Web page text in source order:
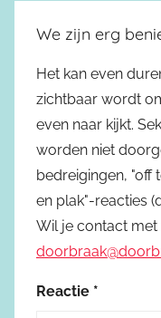
We zijn erg
Het kan even
zichtbaar wordt
even naar kijkt.
worden niet
bedreigingen, "off
en plak"-reacties
Wil je contact met
Reactie *